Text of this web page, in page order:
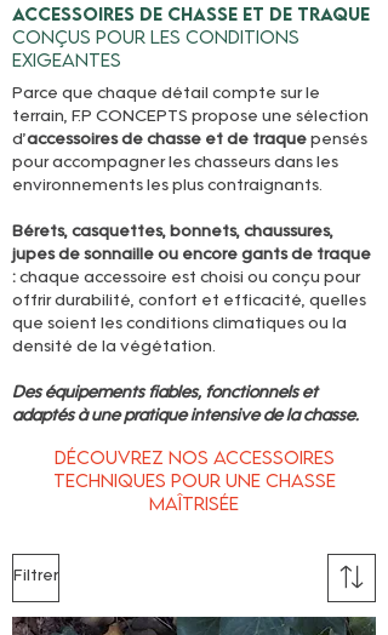
Accessoires de chasse et de traque
conçus pour les conditions
exigeantes
Parce que chaque détail compte sur le
terrain, F.P CONCEPTS propose une sélection
d’accessoires de chasse et de traque pensés
pour accompagner les chasseurs dans les
environnements les plus contraignants.
Bérets, casquettes, bonnets, chaussures,
jupes de sonnaille ou encore gants de traque
: chaque accessoire est choisi ou conçu pour
offrir durabilité, confort et efficacité, quelles
que soient les conditions climatiques ou la
densité de la végétation.
Des équipements fiables, fonctionnels et
adaptés à une pratique intensive de la chasse.
Découvrez nos accessoires
techniques pour une chasse
maîtrisée
Filtrer